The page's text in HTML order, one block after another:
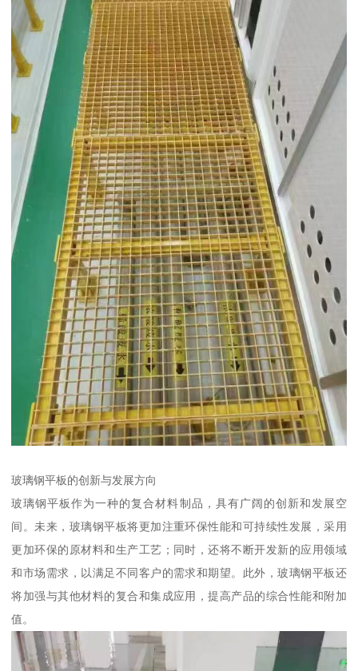
玻璃钢平板的创新与发展方向
玻璃钢平板作为一种的复合材料制品，具有广阔的创新和发展空
间。未来，玻璃钢平板将更加注重环保性能和可持续性发展，采用
更加环保的原材料和生产工艺；同时，还将不断开发新的应用领域
和市场需求，以满足不同客户的需求和期望。此外，玻璃钢平板还
将加强与其他材料的复合和集成应用，提高产品的综合性能和附加
值。